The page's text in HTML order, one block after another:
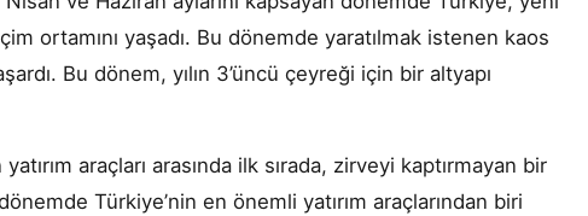
ortamını yaşadı. Bu dönemde yaratılmak istenen kaos
Bu dönem, yılın 3’üncü çeyreği için bir altyapı
araçları arasında ilk sırada, zirveyi kaptırmayan bir
Türkiye’nin en önemli yatırım araçlarından biri